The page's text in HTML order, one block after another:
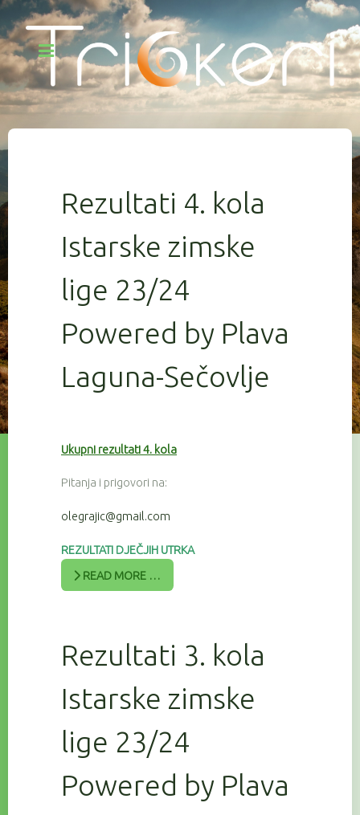
Rezultati 4. kola
Istarske zimske
lige 23/24
Powered by Plava
Laguna-Sečovlje
Ukupni rezultati 4. kola
Pitanja i prigovori na:
olegrajic@gmail.com
REZULTATI DJEČJIH UTRKA
READ MORE …
Rezultati 3. kola
Istarske zimske
lige 23/24
Powered by Plava